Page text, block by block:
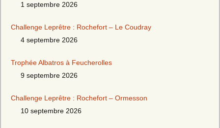
1 septembre 2026
Challenge Leprêtre : Rochefort – Le Coudray
4 septembre 2026
Trophée Albatros à Feucherolles
9 septembre 2026
Challenge Leprêtre : Rochefort – Ormesson
10 septembre 2026